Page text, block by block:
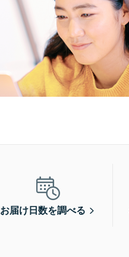
お届け日数を調べる